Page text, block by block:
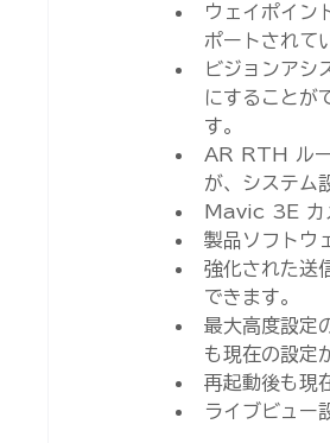
ウェイポイン
ポートされて
ビジョンア
にすることが
す。
AR RTH ルー
が、システム
Mavic 3E カ
製品ソフトウ
強化された送
できます。
最大高度設定
も現在の設定
再起動後も現
ライブビュー